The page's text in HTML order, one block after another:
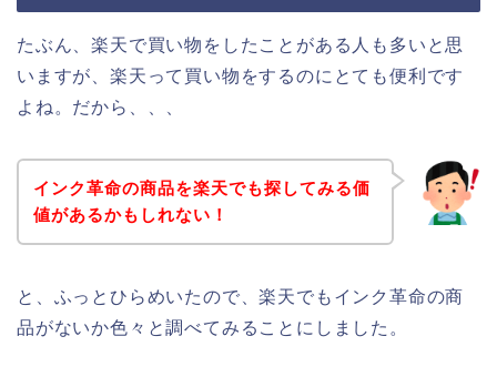
たぶん、楽天で買い物をしたことがある人も多いと思
いますが、楽天って買い物をするのにとても便利です
よね。だから、、、
インク革命の商品を楽天でも探してみる価
値があるかもしれない！
と、ふっとひらめいたので、楽天でもインク革命の商
品がないか色々と調べてみることにしました。